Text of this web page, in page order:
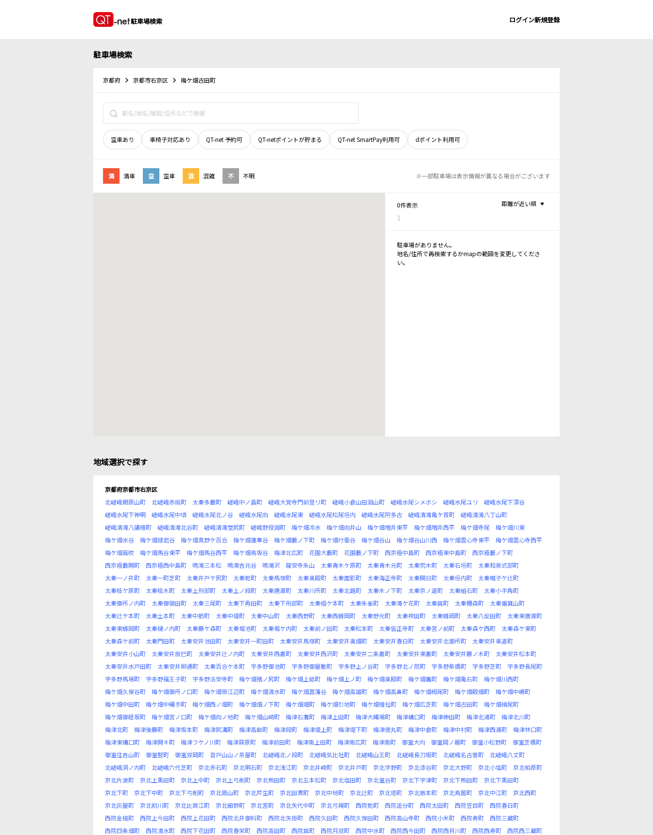
駐車場検索 ログイン新規登録
駐車場検索
京都府 京都市右京区 梅ケ畑古田町
空車あり 車椅子対応あり QT-net 予約可 QT-netポイントが貯まる QT-net SmartPay利用可 dポイント利用可
満 満車 空 空車 混 混雑 不 不明 ※一部駐車場は表示情報が異なる場合がございます
0件表示
1
距離が近い順
駐車場がありません。
地名/住所で再検索するかmapの範囲を変更してくださ
い。
地域選択で探す
京都府京都市右京区
北嵯峨朝原山町
北嵯峨赤阪町 太秦多藪町 嵯峨中ノ島町 嵯峨大覚寺門前登リ町 嵯峨小倉山田淵山町 嵯峨水尾シメボシ 嵯峨水尾ユリ
嵯峨水尾下深谷
嵯峨水尾下神明
嵯峨水尾中頃 嵯峨水尾北ノ谷 嵯峨水尾向 嵯峨水尾東 嵯峨水尾松尾垣内 嵯峨水尾阿多古 嵯峨清滝亀ケ首町
嵯峨清滝八丁山町
嵯峨清滝八講檀町
嵯峨清滝北谷町 嵯峨清滝堂尻町 嵯峨野投淵町 梅ケ畑冷水 梅ケ畑向井山 梅ケ畑増井東平 梅ケ畑増井西平 梅ケ畑寺尾
梅ケ畑川東
梅ケ畑水谷
梅ケ畑燧岩谷 梅ケ畑真野ケ百合 梅ケ畑蓮華谷 梅ケ畑藪ノ下町 梅ケ畑行衛谷 梅ケ畑谷山 梅ケ畑谷山川西 梅ケ畑雲心寺東平
梅ケ畑雲心寺西平
梅ケ畑風吹
梅ケ畑馬谷東平 梅ケ畑馬谷西平 梅ケ畑鳥坂谷 梅津北広町 花園大藪町 花園藪ノ下町 西京極中島町 西京極東中島町
西京極藪ノ下町
西京極藪開町
西京極西中島町 鳴滝三本松 鳴滝吉兆谷 鳴滝沢 龍安寺朱山 太秦青木ケ原町 太秦青木元町 太秦荒木町 太秦石垣町
太秦和泉式部町
太秦一ノ井町
太秦一町芝町 太秦井戸ケ尻町 太秦乾町 太秦馬塚町 太秦奥殿町 太秦面影町 太秦海正寺町 太秦開日町 太秦垣内町
太秦帷子ケ辻町
太秦桂ケ原町
太秦桂木町 太秦上刑部町 太秦上ノ段町 太秦唐渡町 太秦川所町 太秦北路町 太秦木ノ下町 太秦京ノ道町 太秦組石町
太秦小手角町
太秦御所ノ内町
太秦御領田町 太秦三尾町 太秦下角田町 太秦下刑部町 太秦椙ケ本町 太秦朱雀町 太秦滝ケ花町 太秦巽町 太秦棚森町
太秦垂箕山町
太秦辻ケ本町
太秦土本町 太秦中筋町 太秦中堤町 太秦中山町 太秦西野町 太秦西蜂岡町 太秦野元町 太秦袴田町 太秦蜂岡町 太秦八反田町
太秦東唐渡町
太秦東蜂岡町
太秦樋ノ内町 太秦藤ケ森町 太秦堀池町 太秦堀ケ内町 太秦前ノ田町 太秦松本町 太秦皆正寺町 太秦宮ノ前町 太秦森ケ西町
太秦森ケ東町
太秦森ケ前町
太秦門田町 太秦安井池田町 太秦安井一町田町 太秦安井馬塚町 太秦安井奥畑町 太秦安井春日町 太秦安井北御所町
太秦安井車道町
太秦安井小山町
太秦安井辰巳町 太秦安井辻ノ内町 太秦安井西裏町 太秦安井西沢町 太秦安井二条裏町 太秦安井東裏町 太秦安井藤ノ木町
太秦安井松本町
太秦安井水戸田町
太秦安井柳通町 太秦百合ケ本町 宇多野御池町 宇多野御屋敷町 宇多野上ノ谷町 宇多野北ノ院町 宇多野柴橋町 宇多野芝町
宇多野長尾町
宇多野馬場町
宇多野福王子町 宇多野法安寺町 梅ケ畑猪ノ尻町 梅ケ畑上砥町 梅ケ畑上ノ町 梅ケ畑奥殿町 梅ケ畑篝町 梅ケ畑亀石町
梅ケ畑川西町
梅ケ畑久保谷町
梅ケ畑御所ノ口町 梅ケ畑笹江辺町 梅ケ畑清水町 梅ケ畑菖蒲谷 梅ケ畑高雄町 梅ケ畑高鼻町 梅ケ畑栂尾町 梅ケ畑殿畑町
梅ケ畑中嶋町
梅ケ畑中田町
梅ケ畑中縄手町 梅ケ畑西ノ畑町 梅ケ畑畑ノ下町 梅ケ畑畑町 梅ケ畑引地町 梅ケ畑檜社町 梅ケ畑広芝町 梅ケ畑古田町
梅ケ畑槇尾町
梅ケ畑御経坂町
梅ケ畑宮ノ口町 梅ケ畑向ノ地町 梅ケ畑山崎町 梅津石灘町 梅津上田町 梅津大縄場町 梅津構口町 梅津神田町 梅津北浦町
梅津北川町
梅津北町
梅津後藤町 梅津坂本町 梅津尻溝町 梅津高畝町 梅津段町 梅津堤上町 梅津堤下町 梅津徳丸町 梅津中倉町 梅津中村町 梅津西浦町
梅津林口町
梅津東構口町
梅津開キ町 梅津フケノ川町 梅津罧原町 梅津前田町 梅津南上田町 梅津南広町 梅津南町 御室大内 御室岡ノ裾町 御室小松野町
御室芝橋町
御室住吉山町
御室竪町 御室双岡町 音戸山山ノ茶屋町 北嵯峨北ノ段町 北嵯峨気比社町 北嵯峨山王町 北嵯峨長刀坂町 北嵯峨名古曽町
北嵯峨八丈町
北嵯峨洞ノ内町
北嵯峨六代芝町 京北赤石町 京北明石町 京北浅江町 京北井崎町 京北井戸町 京北宇野町 京北漆谷町 京北大野町 京北小塩町
京北柏原町
京北片波町
京北上黒田町 京北上中町 京北上弓削町 京北熊田町 京北五本松町 京北塩田町 京北室谷町 京北下宇津町 京北下熊田町
京北下黒田町
京北下町
京北下中町 京北下弓削町 京北周山町 京北芹生町 京北田貫町 京北中地町 京北辻町 京北塔町 京北栃本町 京北鳥居町 京北中江町
京北西町
京北灰屋町
京北初川町 京北比賀江町 京北細野町 京北宮町 京北矢代中町 京北弓槻町 西院乾町 西院追分町 西院太田町 西院笠目町
西院春日町
西院金槌町
西院上今田町 西院上花田町 西院北井御料町 西院北矢掛町 西院久田町 西院久保田町 西院高山寺町 西院小米町 西院寿町
西院三蔵町
西院四条畑町
西院清水町 西院下花田町 西院春栄町 西院高田町 西院巽町 西院月双町 西院中水町 西院西今田町 西院西貝川町 西院西寿町
西院西三蔵町